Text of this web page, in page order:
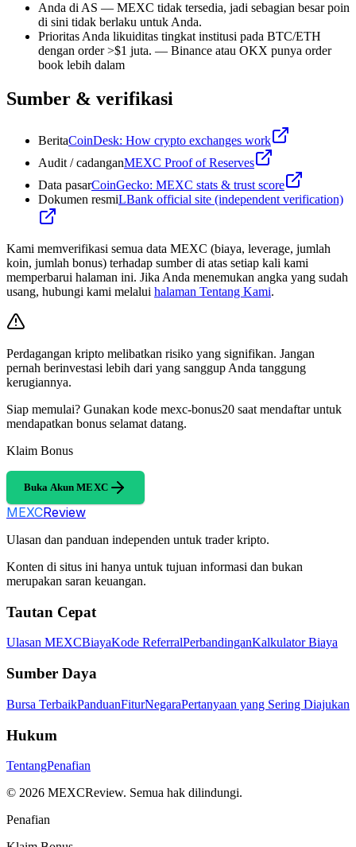
Anda di AS — MEXC tidak tersedia, jadi sebagian besar poin
di sini tidak berlaku untuk Anda.
Prioritas Anda likuiditas tingkat institusi pada BTC/ETH
dengan order >$1 juta. — Binance atau OKX punya order
book lebih dalam
Sumber & verifikasi
BeritaCoinDesk: How crypto exchanges work
Audit / cadanganMEXC Proof of Reserves
Data pasarCoinGecko: MEXC stats & trust score
Dokumen resmiLBank official site (independent verification)
Kami memverifikasi semua data MEXC (biaya, leverage, jumlah
koin, jumlah bonus) terhadap sumber di atas setiap kali kami
memperbarui halaman ini. Jika Anda menemukan angka yang sudah
usang, hubungi kami melalui halaman Tentang Kami.
Perdagangan kripto melibatkan risiko yang signifikan. Jangan
pernah berinvestasi lebih dari yang sanggup Anda tanggung
kerugiannya.
Siap memulai? Gunakan kode mexc-bonus20 saat mendaftar untuk
mendapatkan bonus selamat datang.
Klaim Bonus
Buka Akun MEXC
MEXCReview
Ulasan dan panduan independen untuk trader kripto.
Konten di situs ini hanya untuk tujuan informasi dan bukan
merupakan saran keuangan.
Tautan Cepat
Ulasan MEXCBiayaKode ReferralPerbandinganKalkulator Biaya
Sumber Daya
Bursa TerbaikPanduanFiturNegaraPertanyaan yang Sering Diajukan
Hukum
TentangPenafian
© 2026 MEXCReview. Semua hak dilindungi.
Penafian